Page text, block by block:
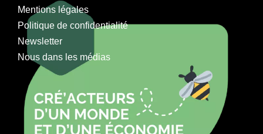
Mentions légales
Politique de confidentialité
Newsletter
Nous dans les médias